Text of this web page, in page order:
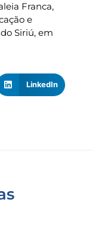
Franca,
e
Siriú, em
LinkedIn